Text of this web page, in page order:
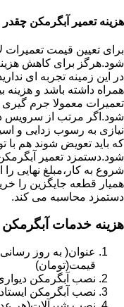
هزینه تعمیر آبگرمکن
برای تعیین قیمت
شود.هرگز برای کاهش هزینه
در این زمینه تجربه ای
همراه داشته باشد و
تعمیرات معمولا جرم
شود.اگر مرتب از سرویس
نیازی به رسوب زدایی و
که باید تعویض شوند هم
شود.دستمزد تعمیر
شروع به کار،مبلغ نهایی
همیار قطعه جایگزین را
دستمزد محاسبه می کند.
هزینه خدمات آبگرمکن
قیمت(تومان)
نصب آبگرمکن دیواری 80000
نصب آبگرمکن ایستاده 80000